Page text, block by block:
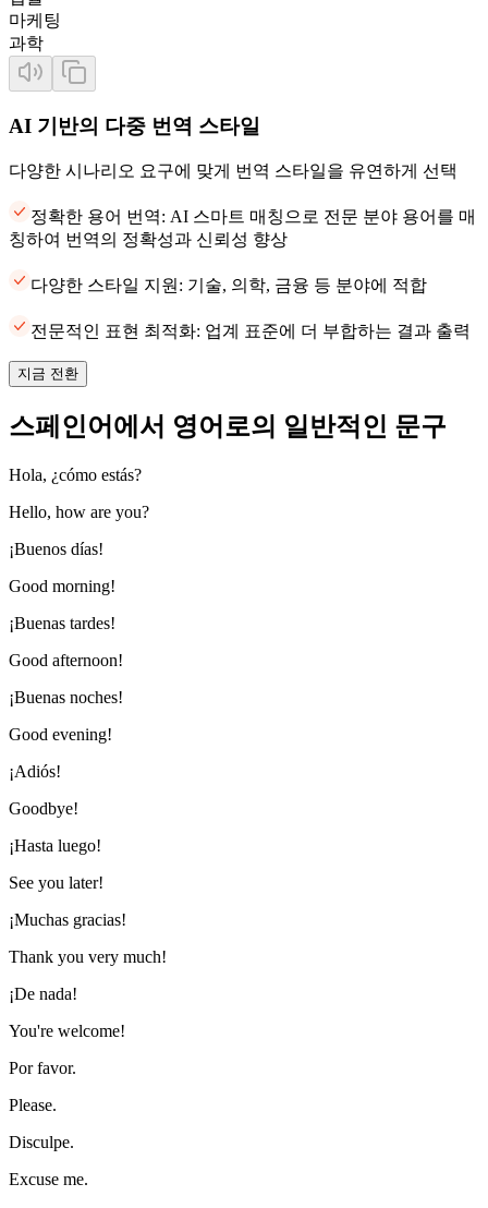
마케팅
과학
AI 기반의 다중 번역 스타일
다양한 시나리오 요구에 맞게 번역 스타일을 유연하게 선택
정확한 용어 번역: AI 스마트 매칭으로 전문 분야 용어를 매
칭하여 번역의 정확성과 신뢰성 향상
다양한 스타일 지원: 기술, 의학, 금융 등 분야에 적합
전문적인 표현 최적화: 업계 표준에 더 부합하는 결과 출력
지금 전환
스페인어에서 영어로의 일반적인 문구
Hola, ¿cómo estás?
Hello, how are you?
¡Buenos días!
Good morning!
¡Buenas tardes!
Good afternoon!
¡Buenas noches!
Good evening!
¡Adiós!
Goodbye!
¡Hasta luego!
See you later!
¡Muchas gracias!
Thank you very much!
¡De nada!
You're welcome!
Por favor.
Please.
Disculpe.
Excuse me.